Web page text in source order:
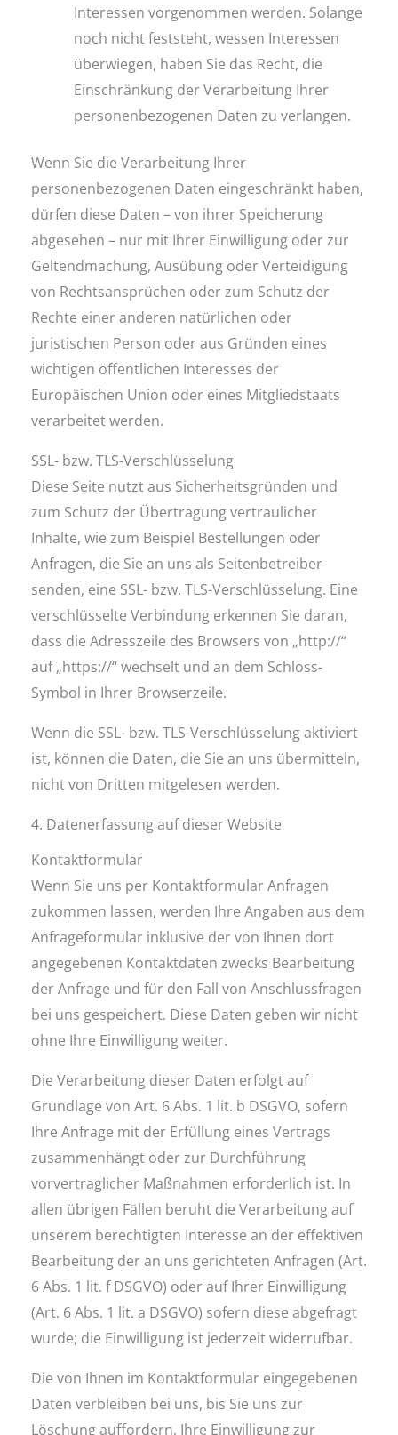
Interessen vorgenommen werden. Solange
noch nicht feststeht, wessen Interessen
überwiegen, haben Sie das Recht, die
Einschränkung der Verarbeitung Ihrer
personenbezogenen Daten zu verlangen.
Wenn Sie die Verarbeitung Ihrer
personenbezogenen Daten eingeschränkt haben,
dürfen diese Daten – von ihrer Speicherung
abgesehen – nur mit Ihrer Einwilligung oder zur
Geltendmachung, Ausübung oder Verteidigung
von Rechtsansprüchen oder zum Schutz der
Rechte einer anderen natürlichen oder
juristischen Person oder aus Gründen eines
wichtigen öffentlichen Interesses der
Europäischen Union oder eines Mitgliedstaats
verarbeitet werden.
SSL- bzw. TLS-Verschlüsselung
Diese Seite nutzt aus Sicherheitsgründen und
zum Schutz der Übertragung vertraulicher
Inhalte, wie zum Beispiel Bestellungen oder
Anfragen, die Sie an uns als Seitenbetreiber
senden, eine SSL- bzw. TLS-Verschlüsselung. Eine
verschlüsselte Verbindung erkennen Sie daran,
dass die Adresszeile des Browsers von „http://“
auf „https://“ wechselt und an dem Schloss-
Symbol in Ihrer Browserzeile.
Wenn die SSL- bzw. TLS-Verschlüsselung aktiviert
ist, können die Daten, die Sie an uns übermitteln,
nicht von Dritten mitgelesen werden.
4. Datenerfassung auf dieser Website
Kontaktformular
Wenn Sie uns per Kontaktformular Anfragen
zukommen lassen, werden Ihre Angaben aus dem
Anfrageformular inklusive der von Ihnen dort
angegebenen Kontaktdaten zwecks Bearbeitung
der Anfrage und für den Fall von Anschlussfragen
bei uns gespeichert. Diese Daten geben wir nicht
ohne Ihre Einwilligung weiter.
Die Verarbeitung dieser Daten erfolgt auf
Grundlage von Art. 6 Abs. 1 lit. b DSGVO, sofern
Ihre Anfrage mit der Erfüllung eines Vertrags
zusammenhängt oder zur Durchführung
vorvertraglicher Maßnahmen erforderlich ist. In
allen übrigen Fällen beruht die Verarbeitung auf
unserem berechtigten Interesse an der effektiven
Bearbeitung der an uns gerichteten Anfragen (Art.
6 Abs. 1 lit. f DSGVO) oder auf Ihrer Einwilligung
(Art. 6 Abs. 1 lit. a DSGVO) sofern diese abgefragt
wurde; die Einwilligung ist jederzeit widerrufbar.
Die von Ihnen im Kontaktformular eingegebenen
Daten verbleiben bei uns, bis Sie uns zur
Löschung auffordern, Ihre Einwilligung zur